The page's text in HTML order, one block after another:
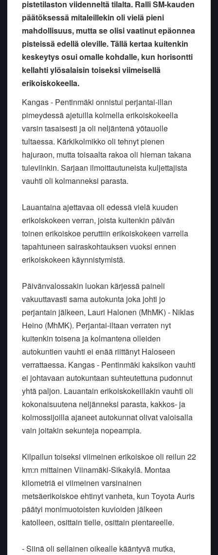
pistetilaston viidenneltä tilalta. Ralli SM-kauden
päätöksessä mitaleillekin oli vielä pieni
mahdollisuus, mutta se olisi vaatinut epäonnea
pisteissä edellä oleville. Tällä kertaa kuitenkin
keskeytys osui omalle kohdalle, kun horisontti
kellahti ylösalaisin toiseksi viimeisellä
erikoiskokeella.
Kangas - Pentinmäki onnistui perjantai-illan
pimeydessä ajetuilla kolmella erikoiskokeella
varsin tasaisesti ja oli neljäntenä yötauolle
tultaessa. Kärkikolmikko oli tehnyt pienen
hajuraon, mutta toisaalta rakoa oli hieman takana
tuleviinkin. Sarjaan ilmoittautuneista kuljettajista
vauhti oli kolmanneksi parasta.
Lauantaina ajettavaa oli edessä vielä kuuden
erikoiskokeen verran, joista kuitenkin päivän
toinen erikoiskoe peruttiin erikoiskokeen varrella
tapahtuneen sairaskohtauksen vuoksi ennen
erikoiskokeen käynnistymistä.
Päivänvalossakin luokan kärjessä paineli
vakuuttavasti sama autokunta joka johti jo
perjantain jälkeen, Lauri Halonen (MhMK) - Niklas
Heino (MhMK). Perjantai-iltaan verraten nyt
kuitenkin toisena ja kolmantena olleiden
autokuntien vauhti ei enää riittänyt Haloseen
verrattaessa. Kangas - Pentinmäki kaksikon vauhti
ei johtavaan autokuntaan suhteutettuna pudonnut
yhtä paljon. Lauantain erikoiskokeillakin vauhti oli
kokonaisuutena neljänneksi parasta, kakkos- ja
kolmossijoilla ajaneet autokunnat olivat valoisalla
vain joitakin sekunteja nopeampia.
Kilpailun toiseksi viimeinen erikoiskoe oli reilun 22
km:n mittainen Viinamäki-Sikakylä. Montaa
kilometriä ei viimeinen varsinainen
metsäerikoiskoe ehtinyt vanheta, kun Toyota Auris
päätyi monimuotoisten kuvioiden jälkeen
katolleen, osittain tielle, osittain pientareelle.
- Siinä oli sellainen oikealle kääntyvä mutka,